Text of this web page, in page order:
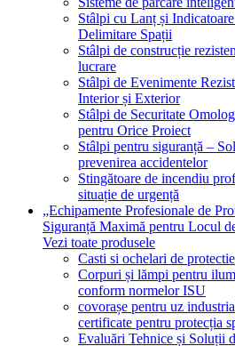
Stâlpi cu Lanț și
Delimitare Spații
Stâlpi de construcție
lucrare
Stâlpi de Evenimente
Interior și Exterior
Stâlpi de Securitate
pentru Orice Proiect
Stâlpi pentru siguranță –
prevenirea accidentelor
Stingătoare de incendiu
situație de urgență
„Echipamente Profesionale de
Siguranță Maximă pentru Locul
Vezi toate produsele
Casti si ochelari de protectie
Corpuri și lămpi pentru
conform normelor ISU
covorașe pentru uz
certificate pentru protecția
Evaluări Tehnice și Soluții